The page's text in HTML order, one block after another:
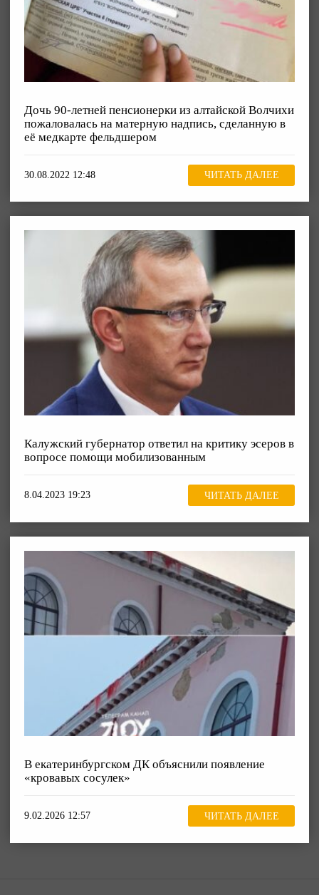
Дочь 90-летней пенсионерки из алтайской Волчихи
пожаловалась на матерную надпись, сделанную в
её медкарте фельдшером
30.08.2022 12:48 ЧИТАТЬ ДАЛЕЕ
Калужский губернатор ответил на критику эсеров в
вопросе помощи мобилизованным
8.04.2023 19:23 ЧИТАТЬ ДАЛЕЕ
В екатеринбургском ДК объяснили появление
«кровавых сосулек»
9.02.2026 12:57 ЧИТАТЬ ДАЛЕЕ